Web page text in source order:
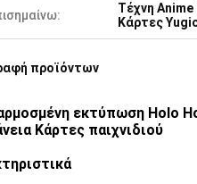
Τέχνη
Κάρτες
προϊόντων
εκτύπωση Holo
Κάρτες παιχνιδιού